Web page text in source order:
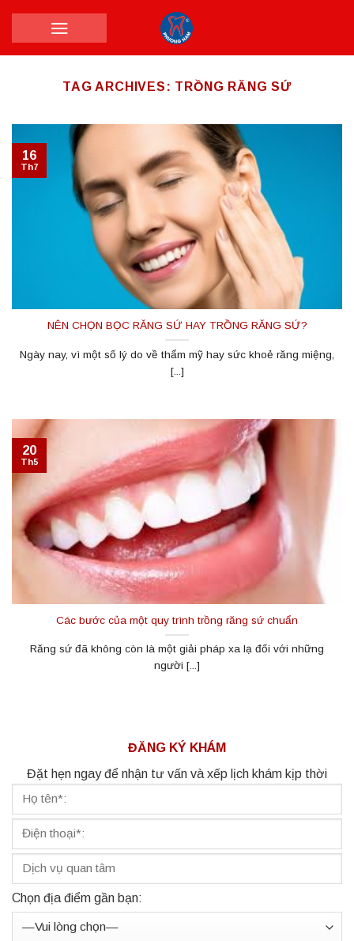
TAG ARCHIVES: TRỒNG RĂNG SỨ
NÊN CHỌN BỌC RĂNG SỨ HAY TRỒNG RĂNG SỨ?
Ngày nay, vì một số lý do về thẩm mỹ hay sức khoẻ răng miệng,
[...]
16
Th7
Các bước của một quy trình trồng răng sứ chuẩn
Răng sứ đã không còn là một giải pháp xa lạ đối với những
người [...]
20
Th5
ĐĂNG KÝ KHÁM
Đặt hẹn ngay để nhận tư vấn và xếp lịch khám kịp thời
Chọn địa điểm gần bạn: